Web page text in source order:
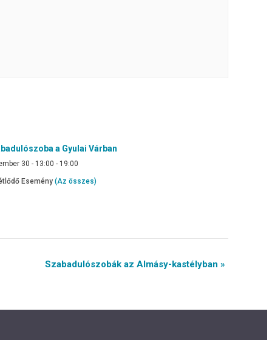
a Gyulai Várban
30 - 13:00 - 19:00
Esemény (Az összes)
Szabadulószobák az Almásy-kastélyban »